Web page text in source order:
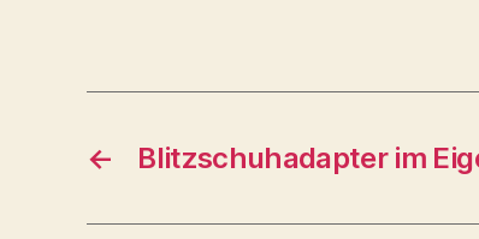
← Blitzschuhadapter im